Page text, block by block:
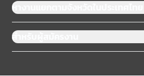
หางานแยกตามจังหวัดในประเทศไทย
สำหรับผู้สมัครงาน